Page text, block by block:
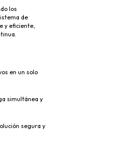
los
de
y eficiente,
en un solo
simultánea y
segura y